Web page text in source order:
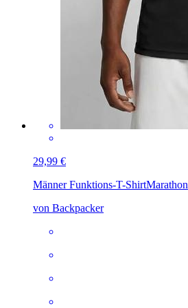
29,99 €
Männer Funktions-T-ShirtMarathon
von Backpacker